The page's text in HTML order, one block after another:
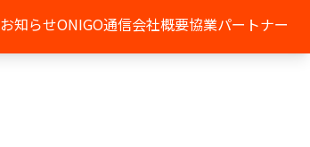
お知らせONIGO通信会社概要協業パートナー